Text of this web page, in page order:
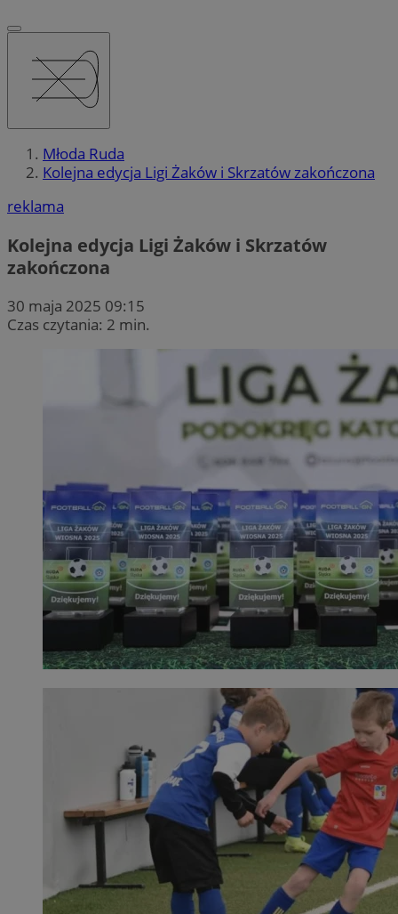
Młoda Ruda
Kolejna edycja Ligi Żaków i Skrzatów zakończona
reklama
Kolejna edycja Ligi Żaków i Skrzatów
zakończona
30 maja 2025 09:15
Czas czytania: 2 min.